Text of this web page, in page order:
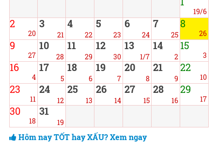
19/6
2
20
3
21
4
22
5
23
6
24
7
25
8
26
9
27
10
28
11
29
12
30
13
1/7
14
2
15
3
16
4
17
5
18
6
19
7
20
8
21
9
22
10
23
11
24
12
25
13
26
14
27
15
28
16
29
17
30
18
31
19
Hôm nay TỐT hay XẤU? Xem ngay